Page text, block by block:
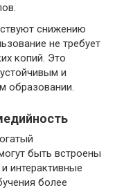
снижению
не требует
копий. Это
и
образовании.
быть встроены
интерактивные
более